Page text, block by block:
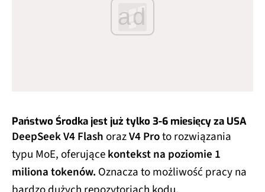
ad
Państwo Środka jest już tylko 3-6 miesięcy za USA
DeepSeek V4 FlashorazV4 Proto rozwiązania
typu MoE, oferującekontekst na poziomie 1
miliona tokenów. Oznacza to możliwość pracy na